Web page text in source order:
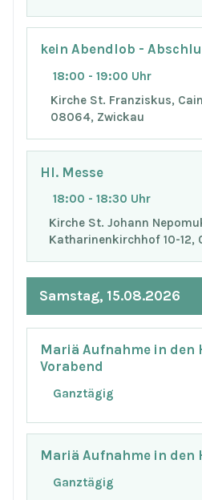
kein Abendlob -
18:00 - 19:00 Uhr
Kirche St. Franziskus,
08064, Zwickau
Hl. Messe
18:00 - 18:30 Uhr
Kirche St. Johann
Katharinenkirchhof 10-12,
Samstag, 15.08.2026
Mariä Aufnahme in den
Vorabend
Ganztägig
Mariä Aufnahme in den
Ganztägig